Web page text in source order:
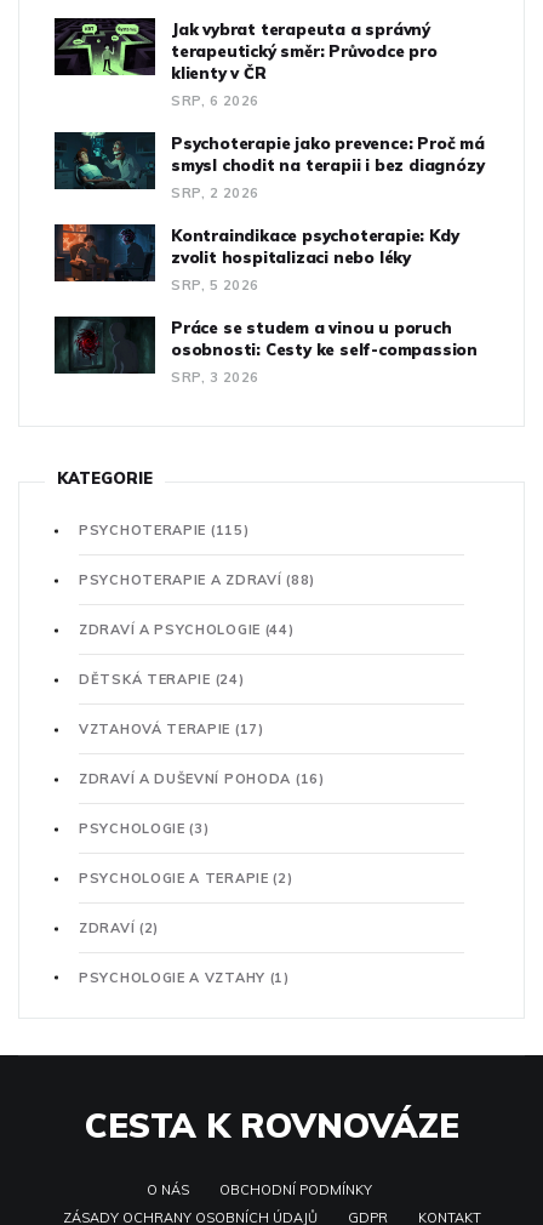
Jak vybrat terapeuta a správný
terapeutický směr: Průvodce pro
klienty v ČR
SRP, 6 2026
Psychoterapie jako prevence: Proč má
smysl chodit na terapii i bez diagnózy
SRP, 2 2026
Kontraindikace psychoterapie: Kdy
zvolit hospitalizaci nebo léky
SRP, 5 2026
Práce se studem a vinou u poruch
osobnosti: Cesty ke self-compassion
SRP, 3 2026
KATEGORIE
PSYCHOTERAPIE (115)
PSYCHOTERAPIE A ZDRAVÍ(88)
ZDRAVÍ A PSYCHOLOGIE (44)
DĚTSKÁ TERAPIE (24)
VZTAHOVÁ TERAPIE (17)
ZDRAVÍ A DUŠEVNÍ POHODA (16)
PSYCHOLOGIE(3)
PSYCHOLOGIE A TERAPIE(2)
ZDRAVÍ (2)
PSYCHOLOGIE A VZTAHY (1)
CESTA K ROVNOVÁZE
O NÁS
OBCHODNÍ PODMÍNKY
ZÁSADY OCHRANY OSOBNÍCH ÚDAJŮ
GDPR KONTAKT